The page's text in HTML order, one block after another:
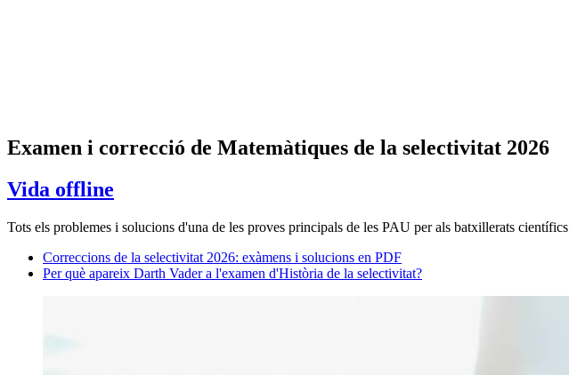
Examen i correcció de Matemàtiques de la selectivitat 2026
Vida offline
Tots els problemes i solucions d'una de les proves principals de les PAU per als batxillerats científics
Correccions de la selectivitat 2026: exàmens i solucions en PDF
Per què apareix Darth Vader a l'examen d'Història de la selectivitat?